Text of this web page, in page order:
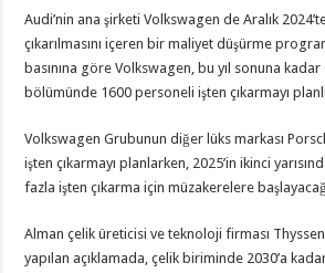
Audi’nin ana şirketi Volkswagen de Aralık
çıkarılmasını içeren bir maliyet düşürme
basınına göre Volkswagen, bu yıl sonuna kadar
bölümünde 1600 personeli işten çıkarmayı
Volkswagen Grubunun diğer lüks markası
işten çıkarmayı planlarken, 2025’in ikinci
fazla işten çıkarma için müzakerelere
Alman çelik üreticisi ve teknoloji firması
yapılan açıklamada, çelik biriminde 2030’a